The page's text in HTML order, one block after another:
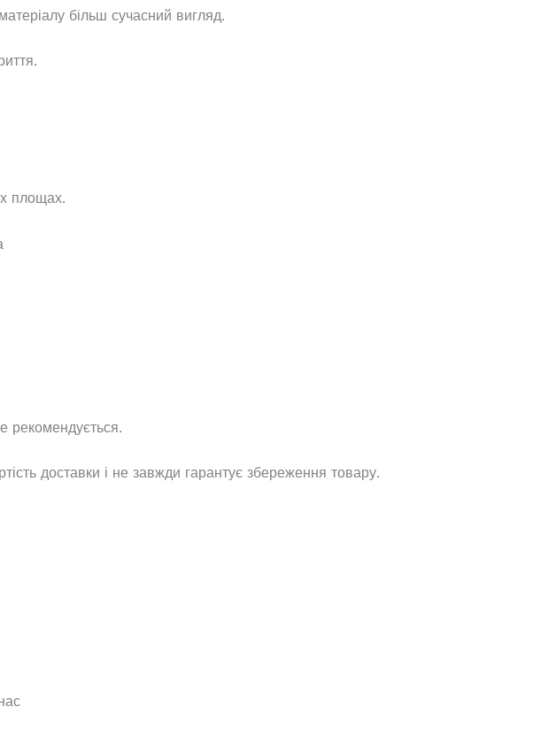
більш сучасний вигляд.
площах.
рекомендується.
доставки і не завжди гарантує збереження товару.